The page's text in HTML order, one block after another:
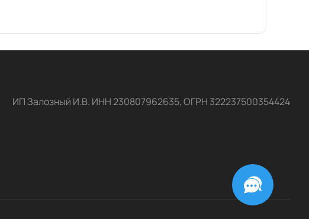
ИП Залозный И.В. ИНН 230807962635, ОГРН 322237500354424